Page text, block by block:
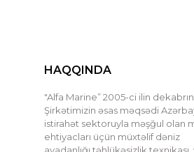
HAQQINDA
"Alfa Marine” 2005-ci ilin
Şirkətimizin əsas məqsədi
istirahət sektoruyla məşğul olan
ehtiyacları üçün müxtəlif dəniz